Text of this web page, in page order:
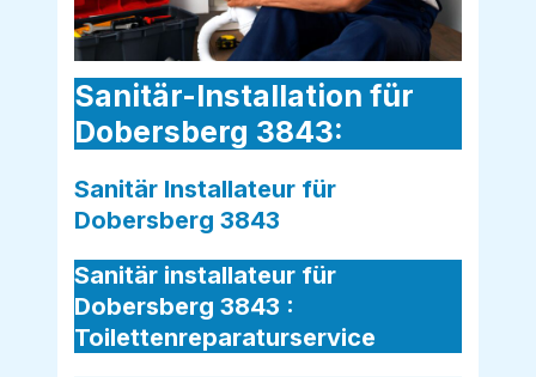
Sanitär-Installation für
Dobersberg 3843:
Sanitär Installateur für
Dobersberg 3843
Sanitär installateur für
Dobersberg 3843 :
Toilettenreparaturservice